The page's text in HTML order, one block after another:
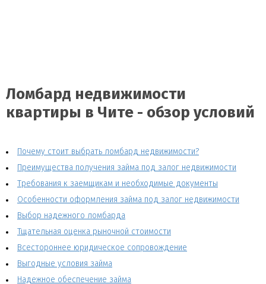
Ломбард недвижимости
квартиры в Чите - обзор условий
Почему стоит выбрать ломбард недвижимости?
Преимущества получения займа под залог недвижимости
Требования к заемщикам и необходимые документы
Особенности оформления займа под залог недвижимости
Выбор надежного ломбарда
Тщательная оценка рыночной стоимости
Всестороннее юридическое сопровождение
Выгодные условия займа
Надежное обеспечение займа